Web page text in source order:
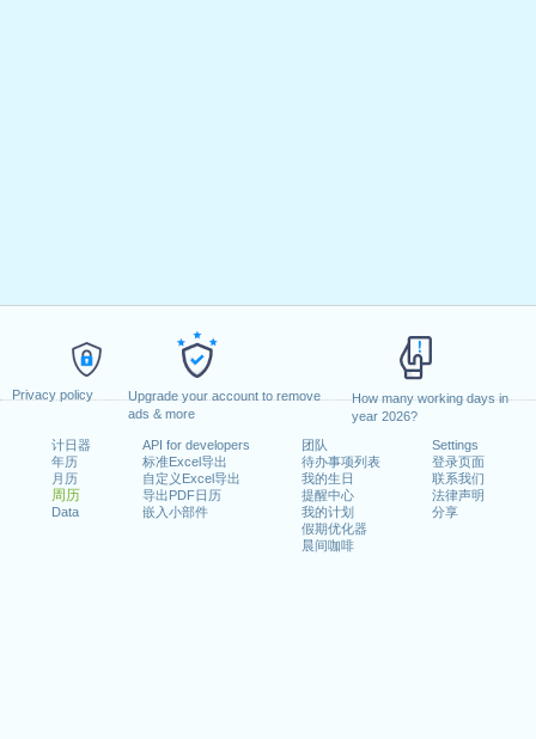
Privacy policy
Upgrade your account to remove
ads & more
How many working days in
year 2026?
计日器
年历
月历
周历
Data
API for developers
标准Excel导出
自定义Excel导出
导出PDF日历
嵌入小部件
团队
待办事项列表
我的生日
提醒中心
我的计划
假期优化器
晨间咖啡
Settings
登录页面
联系我们
法律声明
分享